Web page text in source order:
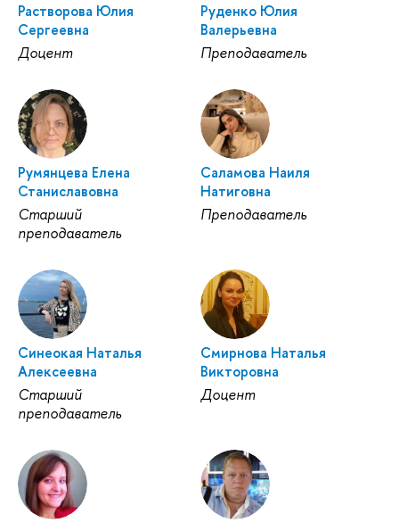
Растворова Юлия
Сергеевна
Доцент
Руденко Юлия
Валерьевна
Преподаватель
Румянцева Елена
Станиславовна
Старший
преподаватель
Саламова Наиля
Натиговна
Преподаватель
Синеокая Наталья
Алексеевна
Старший
преподаватель
Смирнова Наталья
Викторовна
Доцент